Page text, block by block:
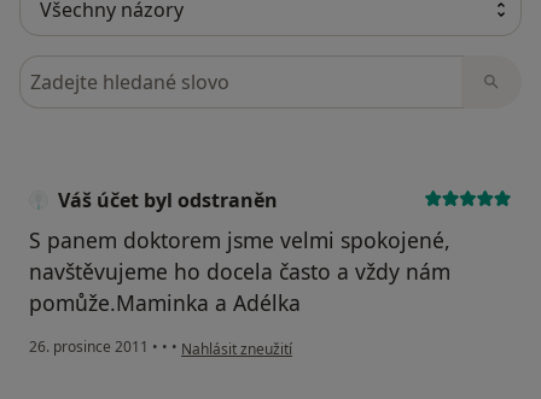
Hledejte v názorech
Váš účet byl odstraněn
S panem doktorem jsme velmi spokojené,
navštěvujeme ho docela často a vždy nám
pomůže.Maminka a Adélka
26. prosince 2011 • • • podle názoru uživatele Váš účet byl odstraněn
Nahlásit zneužití